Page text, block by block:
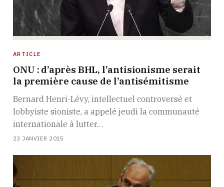
ARTICLE
ONU : d’après BHL, l’antisionisme serait
la première cause de l’antisémitisme
Bernard Henri-Lévy, intellectuel controversé et
lobbyiste sioniste, a appelé jeudi la communauté
internationale à lutter…
23 JANVIER 2015